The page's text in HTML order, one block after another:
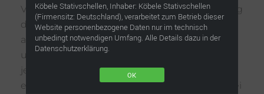
Verpflichtungen zur Entfernung oder Sperrung
der Nutzung von Informationen nach den
allgemeinen Gesetzen bleiben hiervon
unberührt. Eine diesbezügliche Haftung ist
jedoch erst ab dem Zeitpunkt der Kenntnis
einer konkreten Rechtsverletzung möglich. Bei
Köbele Stativschellen, Inhaber: Köbele Stativschellen
(Firmensitz: Deutschland), verarbeitet zum Betrieb dieser
Website personenbezogene Daten nur im technisch
unbedingt notwendigen Umfang. Alle Details dazu in der
Datenschutzerklärung.
OK